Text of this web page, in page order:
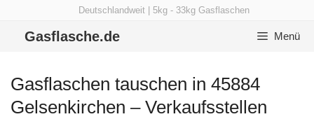
Deutschlandweit | 5kg - 33kg Gasflaschen
Gasflasche.de Menü
Gasflaschen tauschen in 45884
Gelsenkirchen – Verkaufsstellen